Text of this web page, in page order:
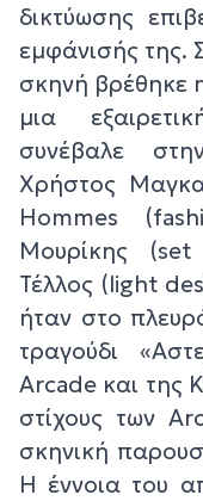
δικτύωσης
εμφάνισής της.
σκηνή βρέθηκε
μια
συνέβαλε
Χρήστος
Hommes
Μουρίκης
Τέλλoς (light
ήταν στο
τραγούδι
Arcade και της
στίχους των
σκηνική
Η έννοια του